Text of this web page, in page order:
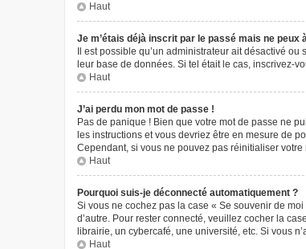
Haut
Je m’étais déjà inscrit par le passé mais ne peux
Il est possible qu’un administrateur ait désactivé
leur base de données. Si tel était le cas, inscrivez-
Haut
J’ai perdu mon mot de passe !
Pas de panique ! Bien que votre mot de passe ne
les instructions et vous devriez être en mesure de
Cependant, si vous ne pouvez pas réinitialiser
Haut
Pourquoi suis-je déconnecté automatiquement ?
Si vous ne cochez pas la case « Se souvenir de
d’autre. Pour rester connecté, veuillez cocher la
librairie, un cybercafé, une université, etc. Si vous
Haut